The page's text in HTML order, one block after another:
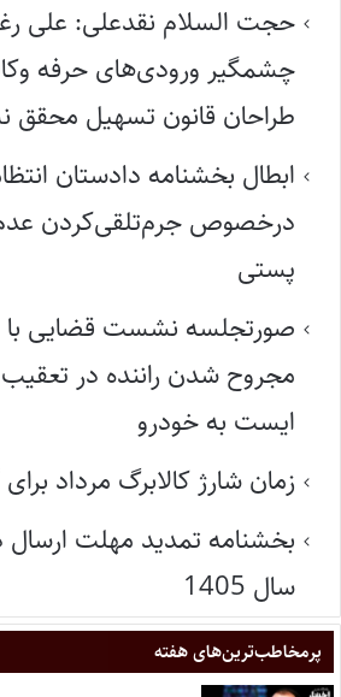
حجت السلام نقدعلی: علی
چشمگیر ورودی‌های حرفه
طراحان قانون تسهیل
ابطال بخشنامه دادستان
درخصوص جرم‌تلقی‌کردن عدم
پستی
صورتجلسه نشست قضایی با
مجروح شدن راننده در
ایست به خودرو
زمان شارژ کالابرگ مرداد
بخشنامه تمدید مهلت ارسال
سال 1405
پر‌مخاطب‌ترین‌های هفته